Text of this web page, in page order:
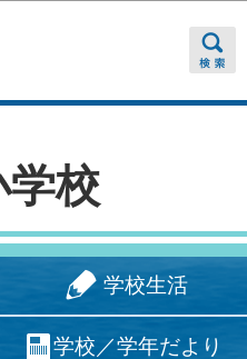
学校
学校生活
学校／学年だより